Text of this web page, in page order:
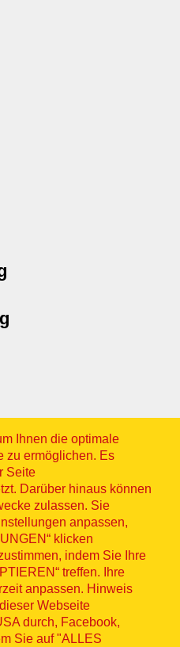
Ihnen die optimale
zu ermöglichen. Es
Seite
Darüber hinaus können
zulassen. Sie
anpassen,
klicken
indem Sie Ihre
treffen. Ihre
anpassen. Hinweis
Webseite
durch, Facebook,
Sie auf "ALLES